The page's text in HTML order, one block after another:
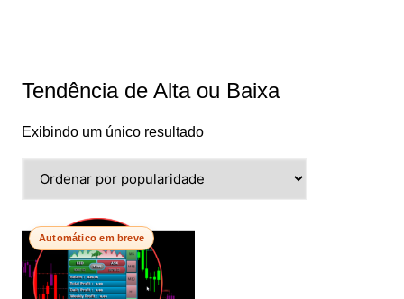
Tendência de Alta ou Baixa
Exibindo um único resultado
Automático em breve